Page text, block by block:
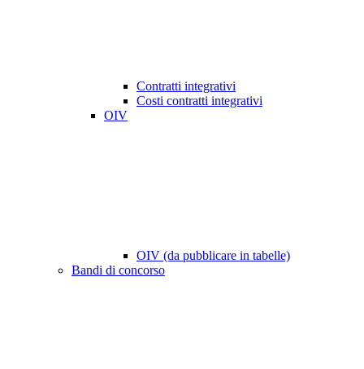
Contratti integrativi
Costi contratti integrativi
OIV
OIV (da pubblicare in tabelle)
Bandi di concorso